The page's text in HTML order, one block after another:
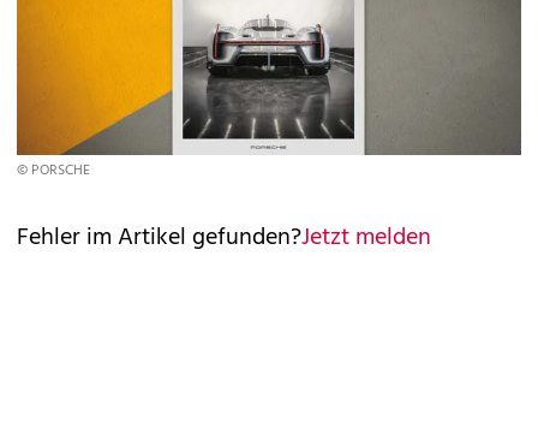
© PORSCHE
Fehler im Artikel gefunden?Jetzt melden